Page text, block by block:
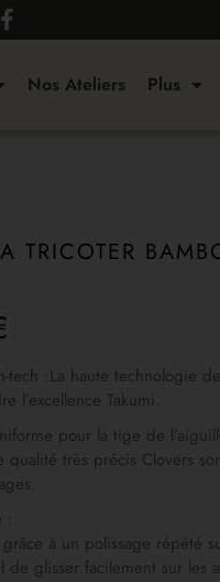
Nos Ateliers Plus
TRICOTER
tech :La haute technologie
l’excellence Takumi.
pour la tige de
qualité très précis Clovers
:
à un polissage répété
de glisser facilement sur les